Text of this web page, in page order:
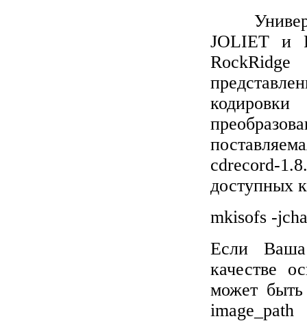
JOLIET и
cdrecord-
доступных
mkisofs -
Если Ваша
качестве
может
image _path